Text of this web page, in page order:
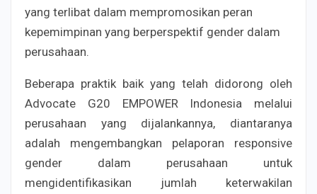
yang terlibat dalam mempromosikan peran
kepemimpinan yang berperspektif gender dalam
perusahaan.
Beberapa praktik baik yang telah didorong oleh
Advocate G20 EMPOWER Indonesia melalui
perusahaan yang dijalankannya, diantaranya
adalah mengembangkan pelaporan responsive
gender dalam perusahaan untuk
mengidentifikasikan jumlah keterwakilan